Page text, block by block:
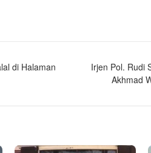
di Halaman
Irjen Pol. Rudi
Akhmad